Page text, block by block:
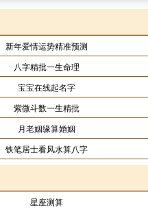
新年爱情运势精准预测
八字精批一生命理
宝宝在线起名字
紫微斗数一生精批
月老姻缘算婚姻
铁笔居士看风水算八字
星座测算